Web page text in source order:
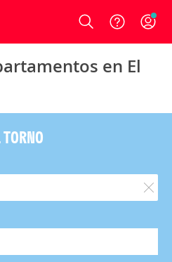
Login
en El